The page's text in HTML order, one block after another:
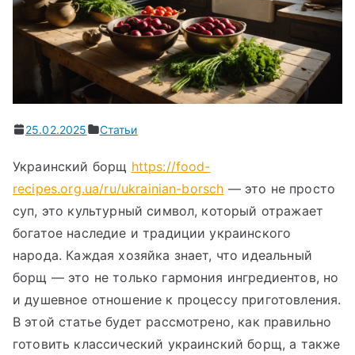
25.02.2025 Статьи
Украинский борщ https://food-
recipes.org.ua/ru/ukrainian-borsch — это не просто
суп, это культурный символ, который отражает
богатое наследие и традиции украинского
народа. Каждая хозяйка знает, что идеальный
борщ — это не только гармония ингредиентов, но
и душевное отношение к процессу приготовления.
В этой статье будет рассмотрено, как правильно
готовить классический украинский борщ, а также